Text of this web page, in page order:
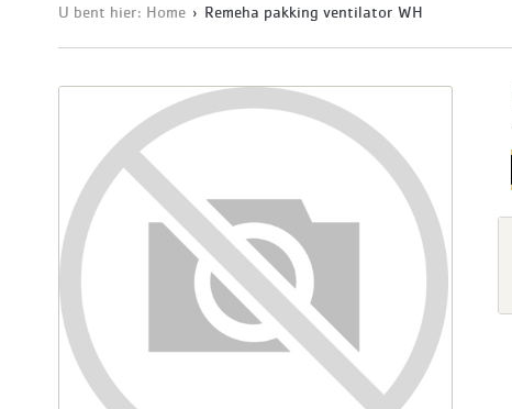
U bent hier: Home Remeha pakking ventilator WH